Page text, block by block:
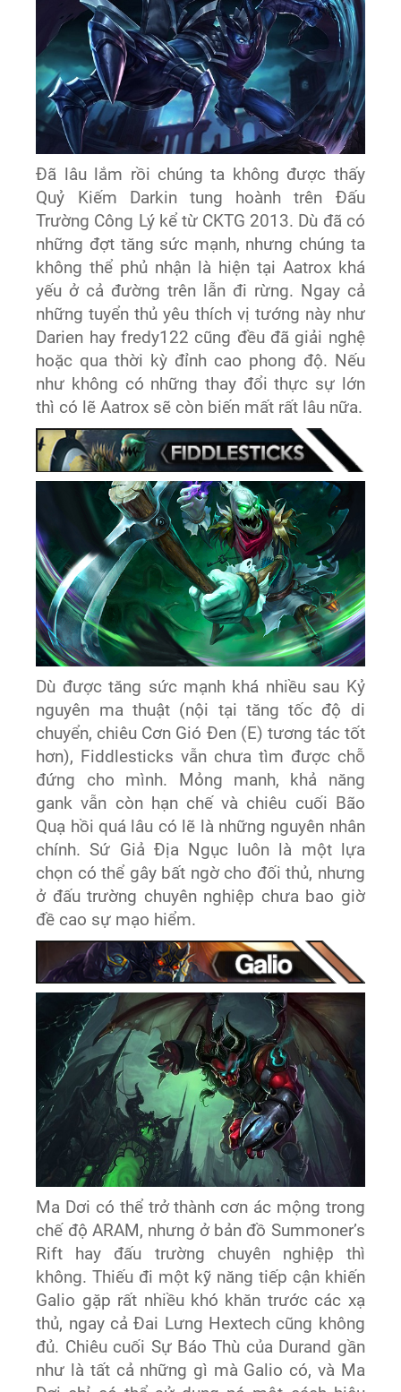
Đã lâu lắm rồi chúng ta không được thấy
Quỷ Kiếm Darkin tung hoành trên Đấu
Trường Công Lý kể từ CKTG 2013. Dù đã có
những đợt tăng sức mạnh, nhưng chúng ta
không thể phủ nhận là hiện tại Aatrox khá
yếu ở cả đường trên lẫn đi rừng. Ngay cả
những tuyển thủ yêu thích vị tướng này như
Darien hay fredy122 cũng đều đã giải nghệ
hoặc qua thời kỳ đỉnh cao phong độ. Nếu
như không có những thay đổi thực sự lớn
thì có lẽ Aatrox sẽ còn biến mất rất lâu nữa.
Dù được tăng sức mạnh khá nhiều sau Kỷ
nguyên ma thuật (nội tại tăng tốc độ di
chuyển, chiêu Cơn Gió Đen (E) tương tác tốt
hơn), Fiddlesticks vẫn chưa tìm được chỗ
đứng cho mình. Mỏng manh, khả năng
gank vẫn còn hạn chế và chiêu cuối Bão
Quạ hồi quá lâu có lẽ là những nguyên nhân
chính. Sứ Giả Địa Ngục luôn là một lựa
chọn có thể gây bất ngờ cho đối thủ, nhưng
ở đấu trường chuyên nghiệp chưa bao giờ
đề cao sự mạo hiểm.
Ma Dơi có thể trở thành cơn ác mộng trong
chế độ ARAM, nhưng ở bản đồ Summoner’s
Rift hay đấu trường chuyên nghiệp thì
không. Thiếu đi một kỹ năng tiếp cận khiến
Galio gặp rất nhiều khó khăn trước các xạ
thủ, ngay cả Đai Lưng Hextech cũng không
đủ. Chiêu cuối Sự Báo Thù của Durand gần
như là tất cả những gì mà Galio có, và Ma